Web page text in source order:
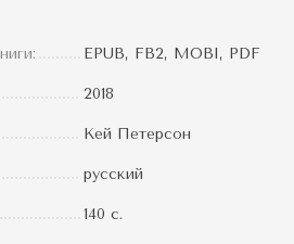
EPUB, FB2, MOBI, PDF
2018
Кей Петерсон
русский
140 с.